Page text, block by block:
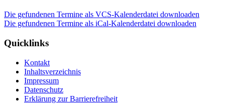
Die gefundenen Termine als VCS-Kalenderdatei downloaden
Die gefundenen Termine als iCal-Kalenderdatei downloaden
Quicklinks
Kontakt
Inhaltsverzeichnis
Impressum
Datenschutz
Erklärung zur Barrierefreiheit